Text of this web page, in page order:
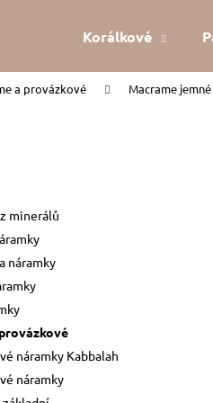
Korálkové
a provázkové Macrame
minerálů
náramky
náramky Kabbalah
náramky
NÁRAMEK